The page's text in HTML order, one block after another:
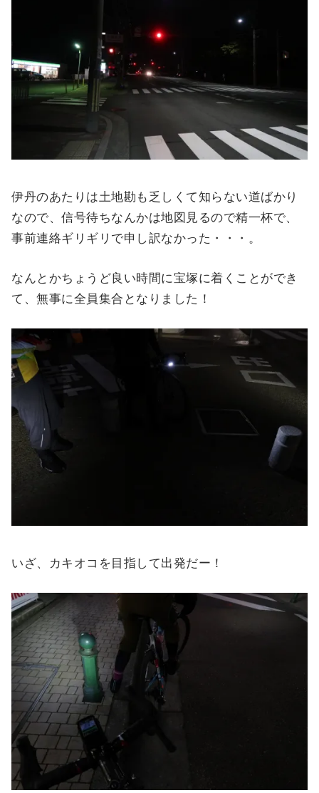
伊丹のあたりは土地勘も乏しくて知らない道ばかり
なので、信号待ちなんかは地図見るので精一杯で、
事前連絡ギリギリで申し訳なかった・・・。
なんとかちょうど良い時間に宝塚に着くことができ
て、無事に全員集合となりました！
いざ、カキオコを目指して出発だー！